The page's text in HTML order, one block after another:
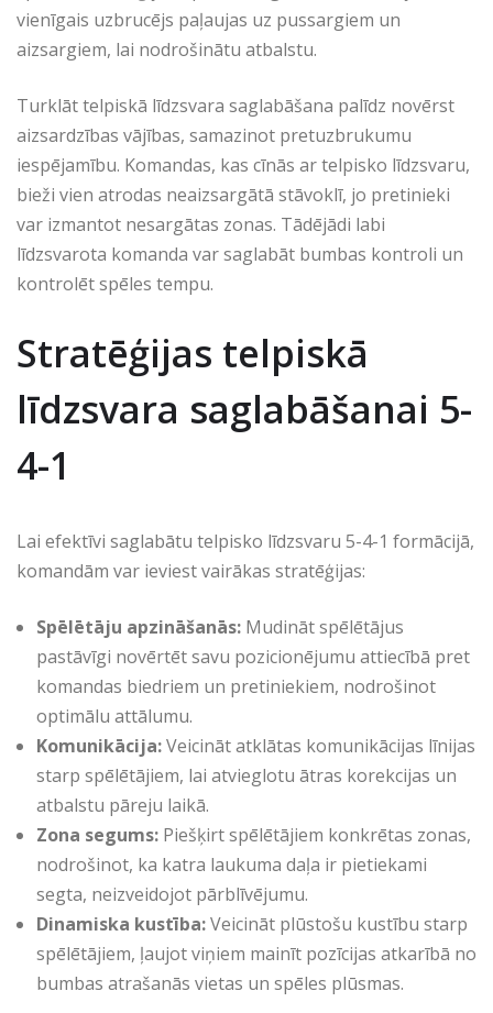
vienīgais uzbrucējs paļaujas uz pussargiem un
aizsargiem, lai nodrošinātu atbalstu.
Turklāt telpiskā līdzsvara saglabāšana palīdz novērst
aizsardzības vājības, samazinot pretuzbrukumu
iespējamību. Komandas, kas cīnās ar telpisko līdzsvaru,
bieži vien atrodas neaizsargātā stāvoklī, jo pretinieki
var izmantot nesargātas zonas. Tādējādi labi
līdzsvarota komanda var saglabāt bumbas kontroli un
kontrolēt spēles tempu.
Stratēģijas telpiskā
līdzsvara saglabāšanai 5-
4-1
Lai efektīvi saglabātu telpisko līdzsvaru 5-4-1 formācijā,
komandām var ieviest vairākas stratēģijas:
Spēlētāju apzināšanās: Mudināt spēlētājus
pastāvīgi novērtēt savu pozicionējumu attiecībā pret
komandas biedriem un pretiniekiem, nodrošinot
optimālu attālumu.
Komunikācija:Veicināt atklātas komunikācijas līnijas
starp spēlētājiem, lai atvieglotu ātras korekcijas un
atbalstu pāreju laikā.
Zona segums: Piešķirt spēlētājiem konkrētas zonas,
nodrošinot, ka katra laukuma daļa ir pietiekami
segta, neizveidojot pārblīvējumu.
Dinamiska kustība:Veicināt plūstošu kustību starp
spēlētājiem, ļaujot viņiem mainīt pozīcijas atkarībā no
bumbas atrašanās vietas un spēles plūsmas.